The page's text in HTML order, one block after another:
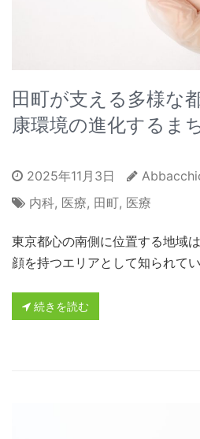
田町が支える多様な
康環境の進化するま
2025年11月3日
内科, 医療, 田町, 医療
東京都心の南側に位置する地域
顔を持つエリアとして知られてい
続きを読む